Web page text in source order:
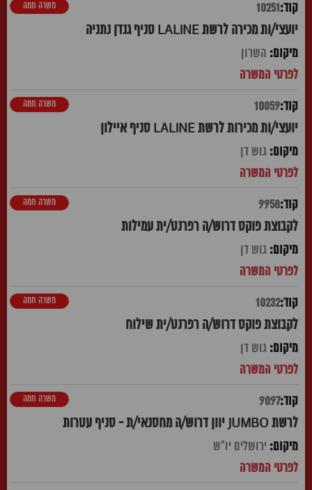
10251
יועצי/ות מכירה לרשת LALINE סניף גנדן נתניה
משרה חמה
השרון
10059
יועצי/ות מכירות לרשת LALINE סניף איילון
משרה חמה
גוש דן
9958
לקבוצת פוקס דרוש/ה רפרנט/ית עמילות
משרה חמה
גוש דן
10232
לקבוצת פוקס דרוש/ה רפרנט/ית שילוח
משרה חמה
גוש דן
9097
לרשת JUMBO יוון דרוש/ה מחסנאי/ת - סניף עטרות
משרה חמה
ירושלים יו"ש